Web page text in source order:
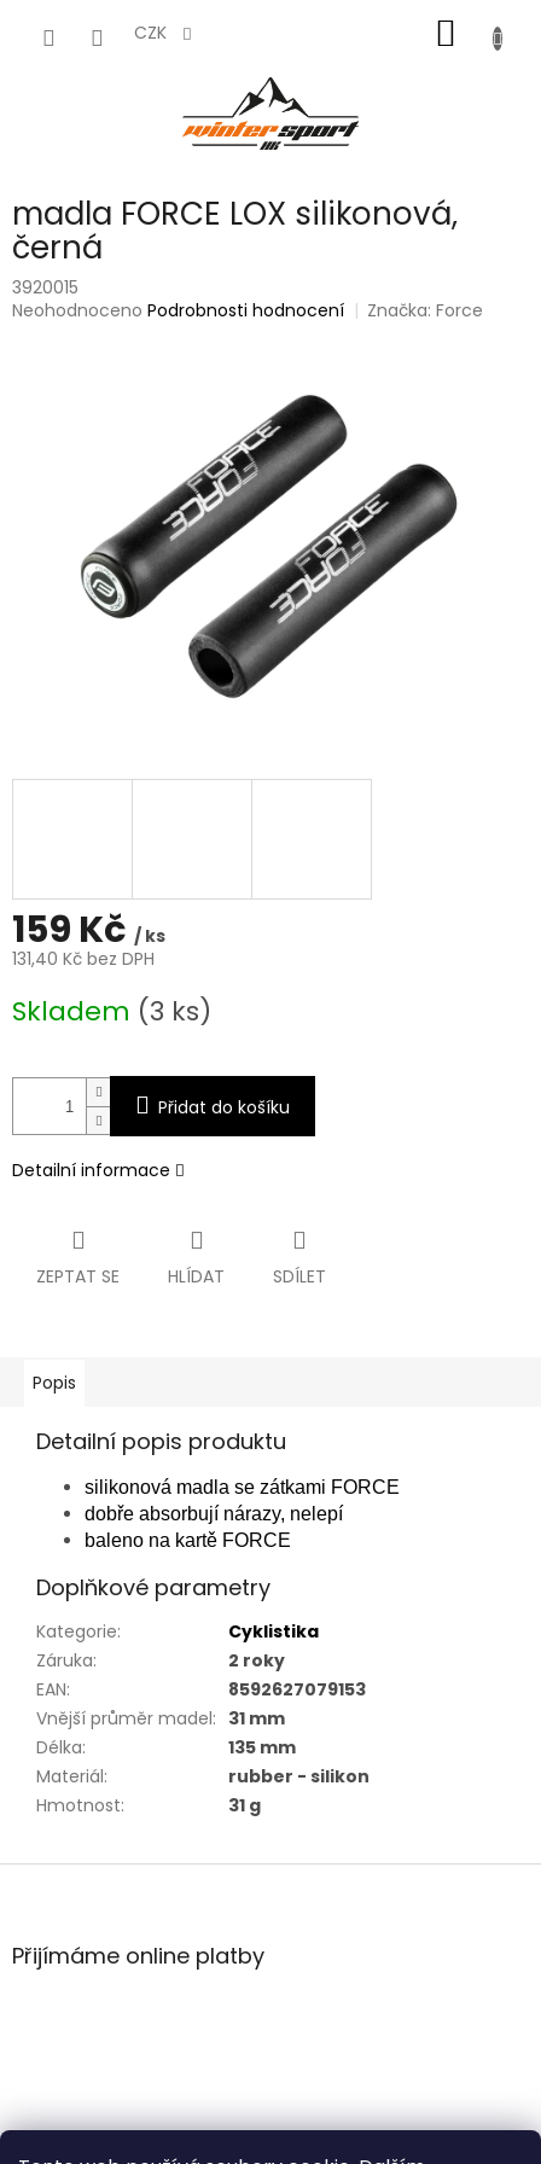
CZK
KOŠÍK
madla FORCE LOX silikonová,
černá
3920015
Průměrné
Neohodnoceno Podrobnosti hodnocení Značka:Force
159 Kč / ks
131,40 Kč bez DPH
cena:
Skladem (3 ks)
Přidat do košíku
Detailní informace
ZEPTAT SE HLÍDAT SDÍLET
Popis
Detailní popis produktu
silikonová madla se zátkami FORCE
dobře absorbují nárazy, nelepí
baleno na kartě FORCE
Doplňkové parametry
Kategorie:
Cyklistika
Záruka:
2 roky
EAN:
8592627079153
Vnější průměr madel: 31 mm
Délka:
135 mm
Materiál:
rubber - silikon
Hmotnost: 31 g
Z
aPřijímáme online platby